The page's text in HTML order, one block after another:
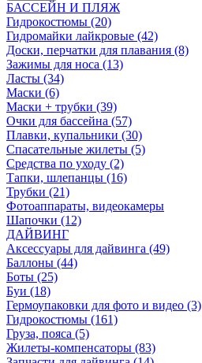
БАССЕЙН И ПЛЯЖ
Гидрокостюмы (20)
Гидромайки лайкровые (42)
Доски, перчатки для плавания (8)
Зажимы для носа (13)
Ласты (34)
Маски (6)
Маски + трубки (39)
Очки для бассейна (57)
Плавки, купальники (30)
Спасательные жилеты (5)
Средства по уходу (2)
Тапки, шлепанцы (16)
Трубки (21)
Фотоаппараты, видеокамеры
Шапочки (12)
ДАЙВИНГ
Аксессуары для дайвинга (49)
Баллоны (44)
Боты (25)
Буи (18)
Гермоупаковки для фото и видео (3)
Гидрокостюмы (161)
Груза, пояса (5)
Жилеты-компенсаторы (83)